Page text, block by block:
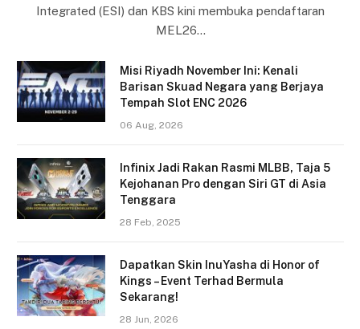
Integrated (ESI) dan KBS kini membuka pendaftaran
MEL26…
Misi Riyadh November Ini: Kenali
Barisan Skuad Negara yang Berjaya
Tempah Slot ENC 2026
06 Aug, 2026
Infinix Jadi Rakan Rasmi MLBB, Taja 5
Kejohanan Pro dengan Siri GT di Asia
Tenggara
28 Feb, 2025
Dapatkan Skin InuYasha di Honor of
Kings – Event Terhad Bermula
Sekarang!
28 Jun, 2026